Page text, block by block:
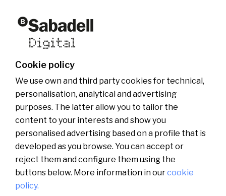
Who we are
News
Be Sabadell Digital
Join the team
Cookie policy
We use own and third party cookies for technical,
personalisation, analytical and advertising
purposes. The latter allow you to tailor the
content to your interests and show you
personalised advertising based on a profile that is
developed as you browse. You can accept or
reject them and configure them using the
buttons below. More information in ourcookie
policy.